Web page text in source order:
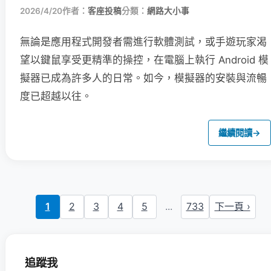
2026/4/20作者： 客座投稿分類： 網路大小事
無論是應用程式開發者需進行軟體測試，或手遊玩家渴
望以鍵鼠享受更精準的操控，在電腦上執行 Android 模
擬器已成為許多人的日常。如今，模擬器的安裝與流暢
度已超越以往。
繼續閱讀→
1 2 3 4 5 ... 733 下一頁 ›
追蹤我